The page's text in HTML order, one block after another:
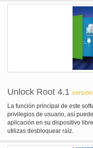
este procedimiento cuando
Unlock Root 4.1
La función principal de este
privilegios de usuario, así
aplicación en su dispositivo
utilizas desbloquear raíz.